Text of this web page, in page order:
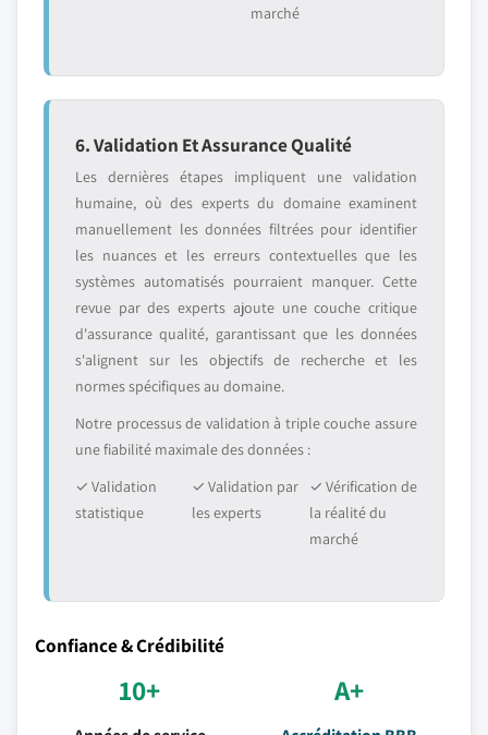
marché
6. Validation Et Assurance Qualité
Les dernières étapes impliquent une validation
humaine, où des experts du domaine examinent
manuellement les données filtrées pour identifier
les nuances et les erreurs contextuelles que les
systèmes automatisés pourraient manquer. Cette
revue par des experts ajoute une couche critique
d'assurance qualité, garantissant que les données
s'alignent sur les objectifs de recherche et les
normes spécifiques au domaine.
Notre processus de validation à triple couche assure
une fiabilité maximale des données :
✓ Validation
statistique
✓ Validation par
les experts
✓ Vérification de
la réalité du
marché
Confiance & Crédibilité
10+ A+